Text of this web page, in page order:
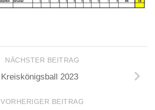
NÄCHSTER BEITRAG
Kreiskönigsball 2023
VORHERIGER BEITRAG